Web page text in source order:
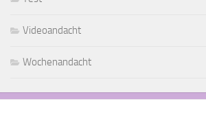
Videoandacht
Wochenandacht